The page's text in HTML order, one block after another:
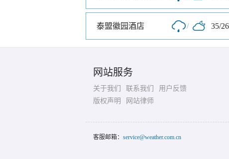
泰盟徽园酒店 / 35/
网站服务
关于我们 联系我们
用户反馈
版权声明
网站律师
客服邮箱： service@weather.com.cn